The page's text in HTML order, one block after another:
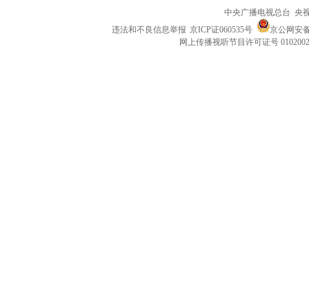
中央广播电视总台 央
违法和不良信息举报 京ICP证060535号
京公网安
网上传播视听节目许可证号